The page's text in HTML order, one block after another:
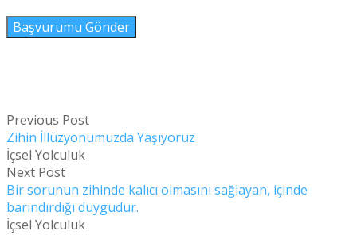
Previous Post
Zihin İllüzyonumuzda Yaşıyoruz
İçsel Yolculuk
Next Post
Bir sorunun zihinde kalıcı olmasını sağlayan, içinde
barındırdığı duygudur.
İçsel Yolculuk